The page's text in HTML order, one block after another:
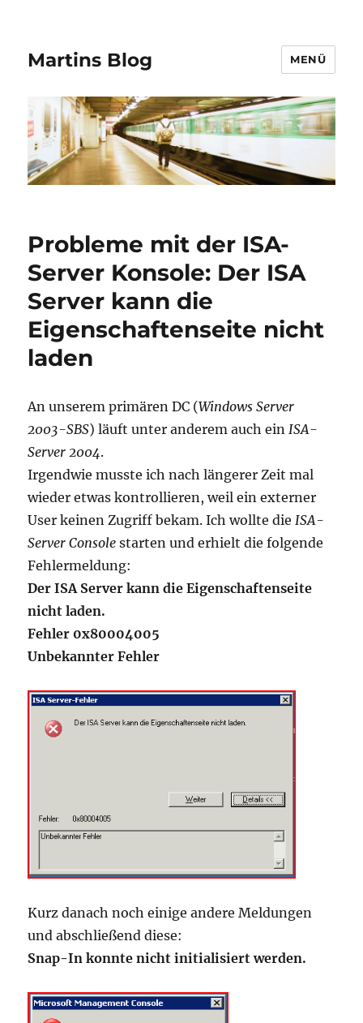
Martins Blog MENÜ
Probleme mit der ISA-
Server Konsole: Der ISA
Server kann die
Eigenschaftenseite nicht
laden
An unserem primären DC (Windows Server
2003-SBS) läuft unter anderem auch einISA-
Server 2004.
Irgendwie musste ich nach längerer Zeit mal
wieder etwas kontrollieren, weil ein externer
User keinen Zugriff bekam. Ich wollte dieISA-
Server Consolestarten und erhielt die folgende
Fehlermeldung:
Der ISA Server kann die Eigenschaftenseite
nicht laden.
Fehler 0x80004005
Unbekannter Fehler
Kurz danach noch einige andere Meldungen
und abschließend diese:
Snap-In konnte nicht initialisiert werden.